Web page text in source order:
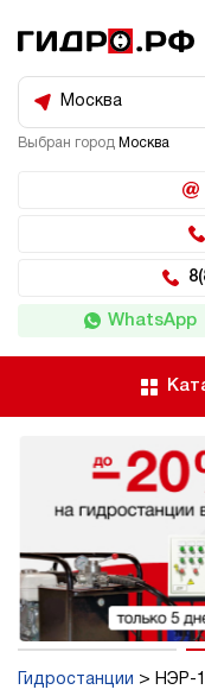
Москва
Выбран город Москва
WhatsApp
Гидростанции НЭР-